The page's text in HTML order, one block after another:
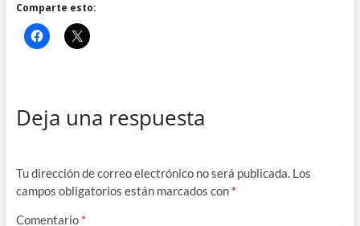
Comparte esto:
Deja una respuesta
Tu dirección de correo electrónico no será publicada. Los
campos obligatorios están marcados con *
Comentario *